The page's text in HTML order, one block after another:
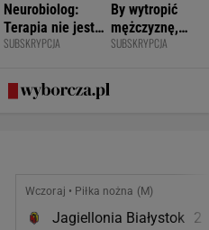
Neurobiolog:
Terapia nie jest
konieczna. Mózg
zmianę
SUBSKRYPCJA
By wytropić
mężczyznę,
nie musi
SUBSKRYPCJA
Wczoraj • Piłka nożna (M)
Jagiellonia Białystok 2